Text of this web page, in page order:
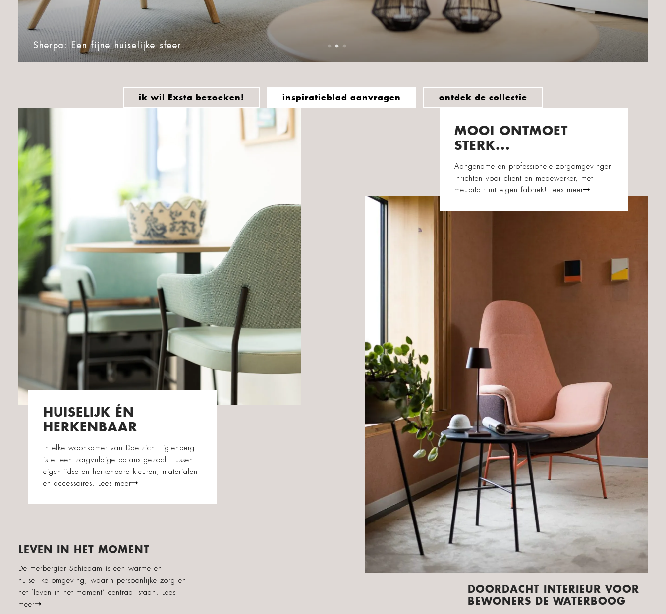
Sherpa: Een fijne huiselijke sfeer
ik wil Exsta bezoeken! inspiratieblad aanvragen ontdek de collectie
HUISELIJK ÉN
HERKENBAAR
In elke woonkamer van Daelzicht Ligtenberg
is er een zorgvuldige balans gezocht tussen
eigentijdse en herkenbare kleuren, materialen
en accessoires. Lees meer
MOOI ONTMOET
STERK...
Aangename en professionele zorgomgevingen
inrichten voor cliënt en medewerker, met
meubilair uit eigen fabriek! Lees meer
LEVEN IN HET MOMENT
De Herbergier Schiedam is een warme en
huiselijke omgeving, waarin persoonlijke zorg en
het ‘leven in het moment’ centraal staan. Lees
meer
DOORDACHT INTERIEUR VOOR
BEWONERS DE WATERBOOG